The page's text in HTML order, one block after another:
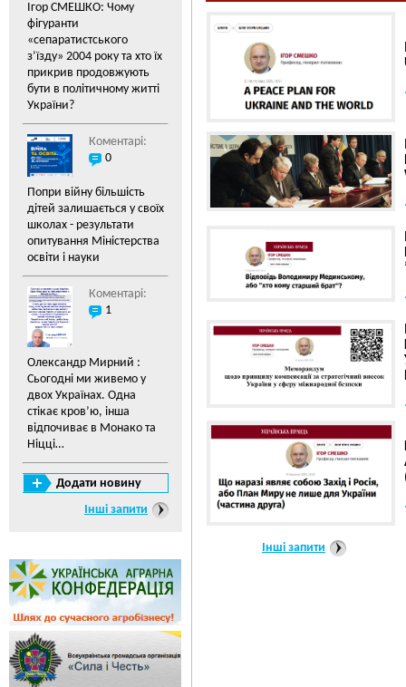
Ігор СМЕШКО: Чому
фігуранти
«cепаратистського
з’їзду» 2004 року та хто їх
прикрив продовжують
бути в політичному житті
України?
Коментарі:
0
Попри війну більшість
дітей залишається у своїх
школах - результати
опитування Міністерства
освіти і науки
Коментарі:
1
Олександр Мирний :
Сьогодні ми живемо у
двох Українах. Одна
стікає кров’ю, інша
відпочиває в Монако та
Ніцці…
Додати новину
Інші запити
Інші запити